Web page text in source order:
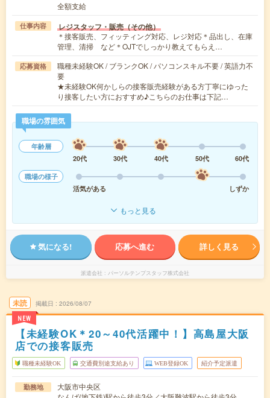
全額支給
仕事内容 レジスタッフ・販売（その他）
＊接客販売、フィッティング対応、レジ対応＊品出し、在庫
管理、清掃 など＊OJTでしっかり教えてもらえ…
応募資格
職種未経験OK / ブランクOK / パソコンスキル不要 / 英語力不
要
★未経験OK何かしらの接客販売経験がある方丁寧にゆった
り接客したい方におすすめ♪こちらのお仕事は下記…
職場の雰囲気
年齢層
20代
30代 40代 50代
60代
職場の様子
活気がある
しずか
もっと見る
気になる! 応募へ進む 詳しく見る
派遣会社 パーソルテンプスタッフ株式会社
未読
NEW
掲載日 2026/08/07
【未経験OK＊20～40代活躍中！】高島屋大阪
店での接客販売
職種未経験OK 交通費別途支給あり WEB登録OK 紹介予定派遣
勤務地
大阪市中央区